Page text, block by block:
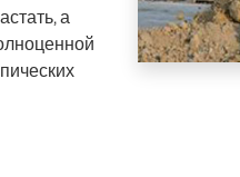
а